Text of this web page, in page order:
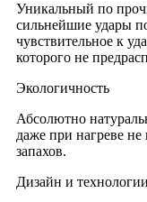
Уникальный по
сильнейшие удары
чувствительное к
которого не
Экологичность
Абсолютно
даже при нагреве
запахов.
Дизайн и технологии